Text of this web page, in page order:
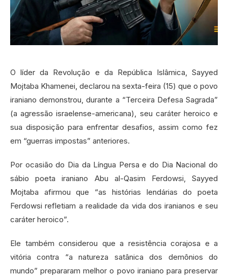
O líder da Revolução e da República Islâmica, Sayyed
Mojtaba Khamenei, declarou na sexta-feira (15) que o povo
iraniano demonstrou, durante a “Terceira Defesa Sagrada”
(a agressão israelense-americana), seu caráter heroico e
sua disposição para enfrentar desafios, assim como fez
em “guerras impostas” anteriores.
Por ocasião do Dia da Língua Persa e do Dia Nacional do
sábio poeta iraniano Abu al-Qasim Ferdowsi, Sayyed
Mojtaba afirmou que “as histórias lendárias do poeta
Ferdowsi refletiam a realidade da vida dos iranianos e seu
caráter heroico”.
Ele também considerou que a resistência corajosa e a
vitória contra “a natureza satânica dos demônios do
mundo” prepararam melhor o povo iraniano para preservar